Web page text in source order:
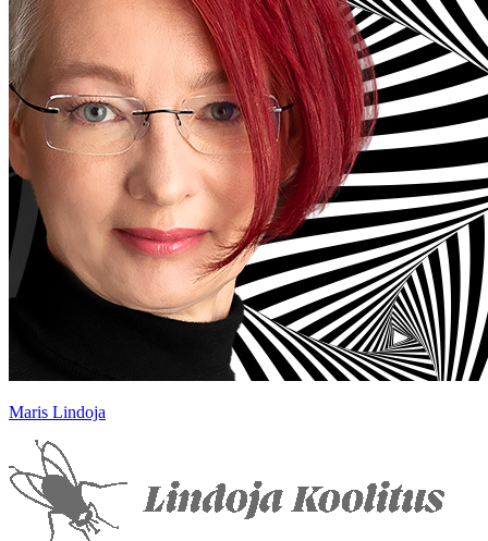
Maris Lindoja